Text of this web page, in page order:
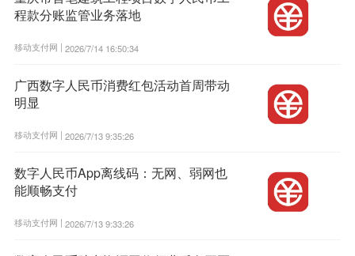
程款分账监管业务落地
移动支付网 | 2026/7/14 16:50:34
广西数字人民币消费红包活动首周带动
明显
移动支付网 | 2026/7/13 9:35:26
数字人民币App离线码：无网、弱网也
能顺畅支付
移动支付网 | 2026/7/13 9:33:26